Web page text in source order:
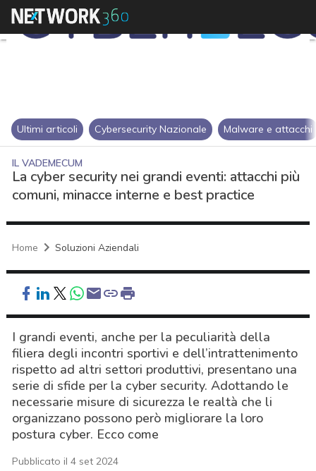
Ultimi articoli Cybersecurity Nazionale Malware e attacchi
IL VADEMECUM
La cyber security nei grandi eventi: attacchi più
comuni, minacce interne e best practice
Home Soluzioni Aziendali
I grandi eventi, anche per la peculiarità della
filiera degli incontri sportivi e dell’intrattenimento
rispetto ad altri settori produttivi, presentano una
serie di sfide per la cyber security. Adottando le
necessarie misure di sicurezza le realtà che li
organizzano possono però migliorare la loro
postura cyber. Ecco come
Pubblicato il 4 set 2024